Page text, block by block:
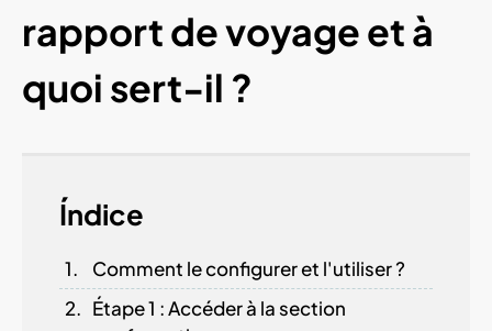
rapport de voyage et à
quoi sert-il ?
Índice
Comment le configurer et l'utiliser ?
Étape 1 : Accéder à la section